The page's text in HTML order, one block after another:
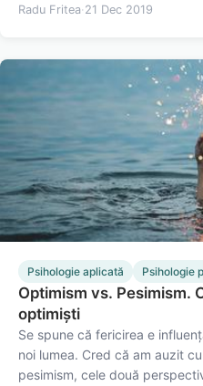
Însă spectrul emoționalității
Radu Fritea· 21 Dec 2019
Psihologie aplicată Psihologie
Optimism vs. Pesimism.
optimiști
Se spune că fericirea e
noi lumea. Cred că am auzit
pesimism, cele două